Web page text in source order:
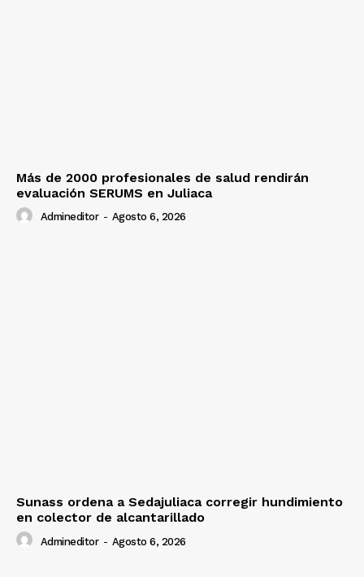
Más de 2000 profesionales de salud rendirán
evaluación SERUMS en Juliaca
Admineditor - Agosto 6, 2026
Sunass ordena a Sedajuliaca corregir hundimiento
en colector de alcantarillado
Admineditor - Agosto 6, 2026